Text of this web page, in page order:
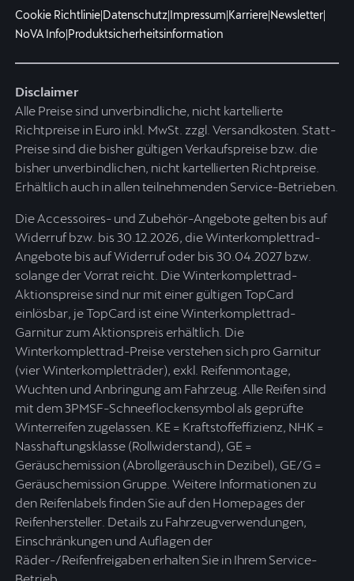
Cookie Richtlinie|Datenschutz|Impressum|Karriere|Newsletter|
NoVA Info|Produktsicherheitsinformation
Disclaimer
Alle Preise sind unverbindliche, nicht kartellierte
Richtpreise in Euro inkl. MwSt. zzgl. Versandkosten. Statt-
Preise sind die bisher gültigen Verkaufspreise bzw. die
bisher unverbindlichen, nicht kartellierten Richtpreise.
Erhältlich auch in allen teilnehmenden Service-Betrieben.
Die Accessoires- und Zubehör-Angebote gelten bis auf
Widerruf bzw. bis 30.12.2026, die Winterkomplettrad-
Angebote bis auf Widerruf oder bis 30.04.2027 bzw.
solange der Vorrat reicht. Die Winterkomplettrad-
Aktionspreise sind nur mit einer gültigen TopCard
einlösbar, je TopCard ist eine Winterkomplettrad-
Garnitur zum Aktionspreis erhältlich. Die
Winterkomplettrad-Preise verstehen sich pro Garnitur
(vier Winterkompletträder), exkl. Reifenmontage,
Wuchten und Anbringung am Fahrzeug. Alle Reifen sind
mit dem 3PMSF-Schneeflockensymbol als geprüfte
Winterreifen zugelassen. KE = Kraftstoffeffizienz, NHK =
Nasshaftungsklasse (Rollwiderstand), GE =
Geräuschemission (Abrollgeräusch in Dezibel), GE/G =
Geräuschemission Gruppe. Weitere Informationen zu
den Reifenlabels finden Sie auf den Homepages der
Reifenhersteller. Details zu Fahrzeugverwendungen,
Einschränkungen und Auflagen der
Räder-/Reifenfreigaben erhalten Sie in Ihrem Service-